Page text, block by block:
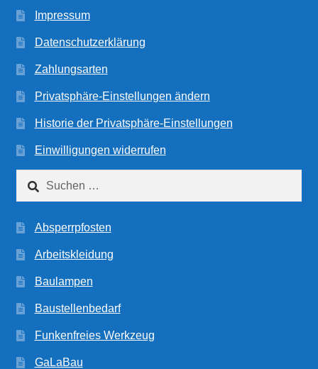
Impressum
Datenschutzerklärung
Zahlungsarten
Privatsphäre-Einstellungen ändern
Historie der Privatsphäre-Einstellungen
Einwilligungen widerrufen
nach:
Absperrpfosten
Arbeitskleidung
Baulampen
Baustellenbedarf
Funkenfreies Werkzeug
GaLaBau